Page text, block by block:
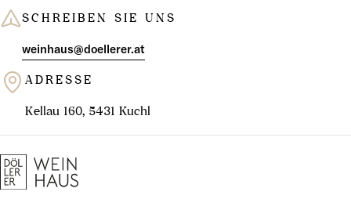
SCHREIBEN SIE UNS
weinhaus@doellerer.at
ADRESSE
Kellau 160, 5431 Kuchl